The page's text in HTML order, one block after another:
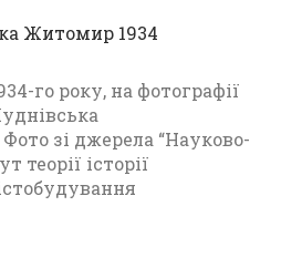
Житомир 1934
го року, на фотографії
зі джерела “Науково-
теорії історії